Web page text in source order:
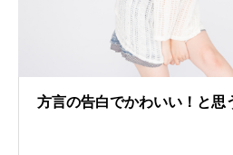
方言の告白でかわいい！と思